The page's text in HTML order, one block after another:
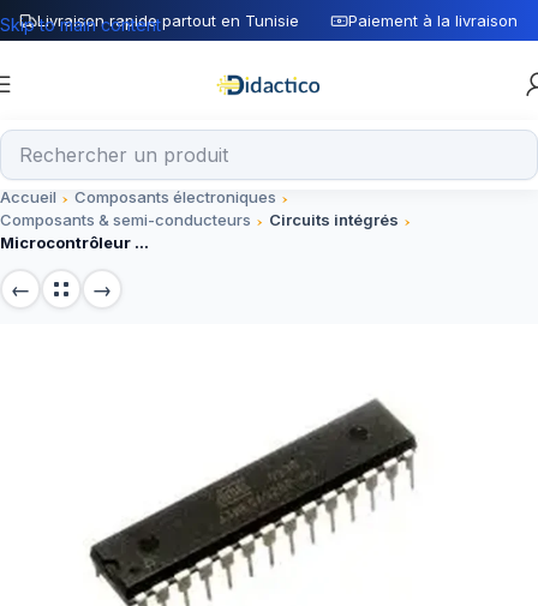
Livraison rapide partout en Tunisie Paiement à la livraison
Skip to main content
Accueil
Composants électroniques
Composants & semi-conducteurs
Circuits intégrés
Microcontrôleur ATMEGA328P DIP28, circuit intégré 8 bits, 32 Ko flash